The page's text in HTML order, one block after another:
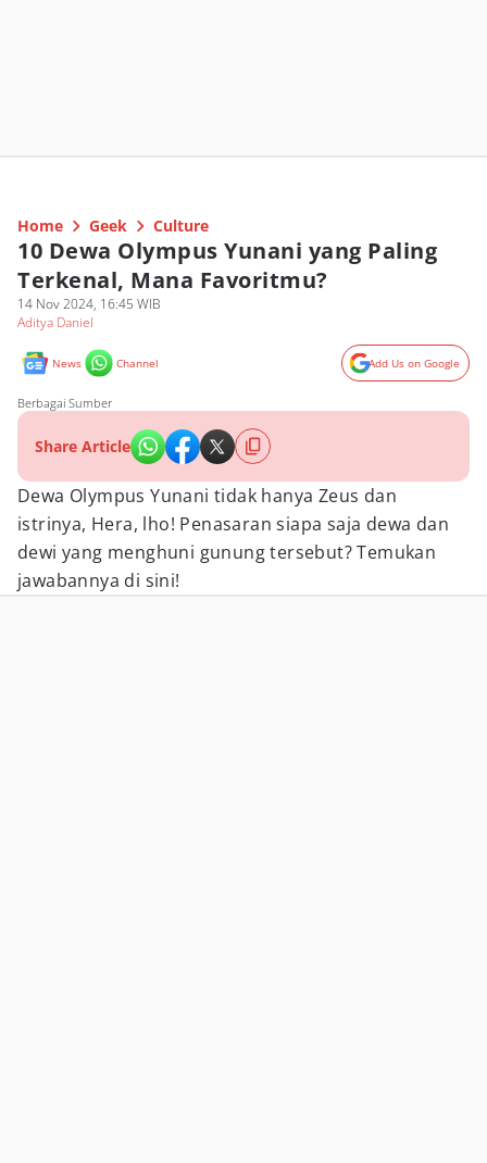
Home Geek Culture
10 Dewa Olympus Yunani yang Paling
Terkenal, Mana Favoritmu?
14 Nov 2024, 16:45 WIB
Aditya Daniel
News Channel Add Us on Google
Berbagai Sumber
Share Article
Dewa Olympus Yunani tidak hanya Zeus dan
istrinya, Hera, lho! Penasaran siapa saja dewa dan
dewi yang menghuni gunung tersebut? Temukan
jawabannya di sini!